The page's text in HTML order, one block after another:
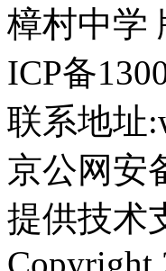
樟村中学
ICP备
联系地址
京公网安
提供技术
Copyright